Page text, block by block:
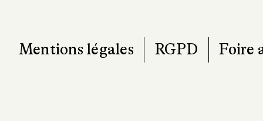
Mentions légales RGPD Foire